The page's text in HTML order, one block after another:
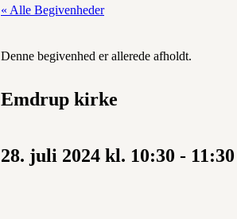
« Alle Begivenheder
Denne begivenhed er allerede afholdt.
Emdrup kirke
28. juli 2024 kl. 10:30 - 11:30